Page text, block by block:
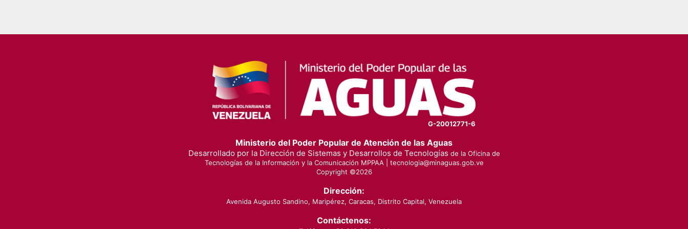
G-20012771-6
Ministerio del Poder Popular de Atención de las Aguas
Desarrollado por la Dirección de Sistemas y Desarrollos de Tecnologías de la Oficina de
Tecnologías de la Información y la Comunicación MPPAA | tecnologia@minaguas.gob.ve
Copyright ©2026
Dirección:
Avenida Augusto Sandino, Maripérez, Caracas, Distrito Capital, Venezuela
Contáctenos: